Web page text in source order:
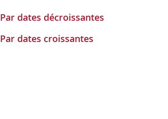
Par dates décroissantes
Par dates croissantes